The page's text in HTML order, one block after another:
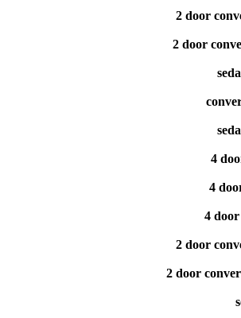
2 door
2 door
4
4
4 door
2 door
2 door